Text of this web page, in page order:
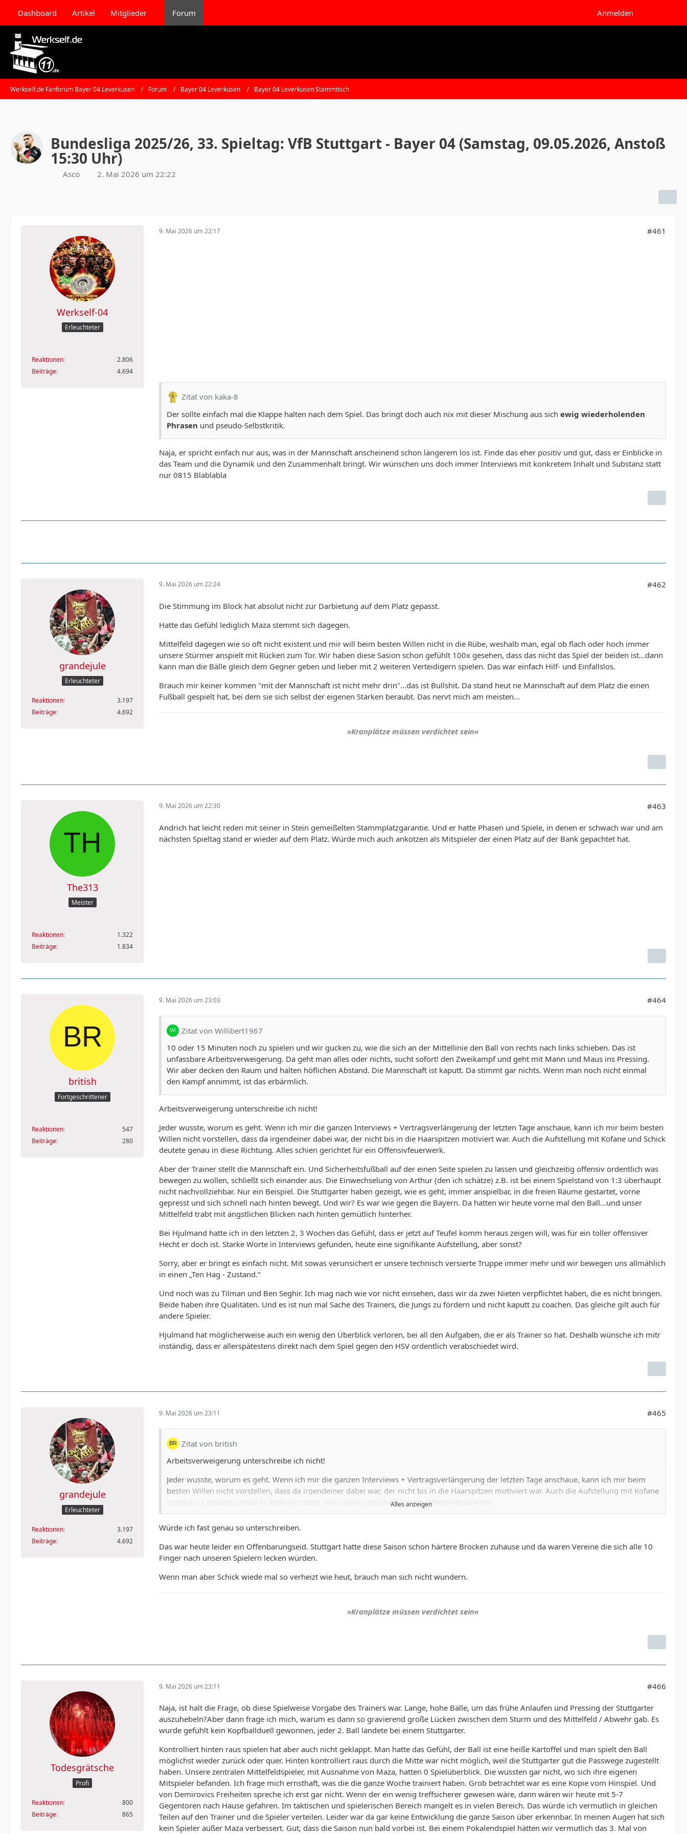
Dashboard Artikel Mitglieder Forum Anmelden
Werkself.de Fanforum Bayer 04 Leverkusen Forum Bayer 04 Leverkusen Bayer 04 Leverkusen Stammtisch
Bundesliga 2025/26, 33. Spieltag: VfB Stuttgart - Bayer 04 (Samstag, 09.05.2026, Anstoß
15:30 Uhr)
Asco 2. Mai 2026 um 22:22
Werkself-04
Erleuchteter
Reaktionen
2.806
Beiträge
4.694
9. Mai 2026 um 22:17 #461
Zitat von kaka-8
Der sollte einfach mal die Klappe halten nach dem Spiel. Das bringt doch auch nix mit dieser Mischung aus sich ewig wiederholenden
Phrasen und pseudo-Selbstkritik.
Naja, er spricht einfach nur aus, was in der Mannschaft anscheinend schon längerem los ist. Finde das eher positiv und gut, dass er Einblicke in
das Team und die Dynamik und den Zusammenhalt bringt. Wir wünschen uns doch immer Interviews mit konkretem Inhalt und Substanz statt
nur 0815 Blablabla
grandejule
Erleuchteter
Reaktionen
3.197
Beiträge
4.692
9. Mai 2026 um 22:24 #462
Die Stimmung im Block hat absolut nicht zur Darbietung auf dem Platz gepasst.
Hatte das Gefühl lediglich Maza stemmt sich dagegen.
Mittelfeld dagegen wie so oft nicht existent und mir will beim besten Willen nicht in die Rübe, weshalb man, egal ob flach oder hoch immer
unsere Stürmer anspielt mit Rücken zum Tor. Wir haben diese Sasion schon gefühlt 100x gesehen, dass das nicht das Spiel der beiden ist...dann
kann man die Bälle gleich dem Gegner geben und lieber mit 2 weiteren Verteidigern spielen. Das war einfach Hilf- und Einfallslos.
Brauch mir keiner kommen "mit der Mannschaft ist nicht mehr drin"...das ist Bullshit. Da stand heut ne Mannschaft auf dem Platz die einen
Fußball gespielt hat, bei dem sie sich selbst der eigenen Stärken beraubt. Das nervt mich am meisten...
»Kranplätze müssen verdichtet sein«
The313
Meister
Reaktionen
1.322
Beiträge
1.834
9. Mai 2026 um 22:30 #463
Andrich hat leicht reden mit seiner in Stein gemeißelten Stammplatzgarantie. Und er hatte Phasen und Spiele, in denen er schwach war und am
nächsten Spieltag stand er wieder auf dem Platz. Würde mich auch ankotzen als Mitspieler der einen Platz auf der Bank gepachtet hat.
british
Fortgeschrittener
Reaktionen
547
Beiträge
280
9. Mai 2026 um 23:03 #464
Zitat von Willibert1967
10 oder 15 Minuten noch zu spielen und wir gucken zu, wie die sich an der Mittellinie den Ball von rechts nach links schieben. Das ist
unfassbare Arbeitsverweigerung. Da geht man alles oder nichts, sucht sofort! den Zweikampf und geht mit Mann und Maus ins Pressing.
Wir aber decken den Raum und halten höflichen Abstand. Die Mannschaft ist kaputt. Da stimmt gar nichts. Wenn man noch nicht einmal
den Kampf annimmt, ist das erbärmlich.
Arbeitsverweigerung unterschreibe ich nicht!
Jeder wusste, worum es geht. Wenn ich mir die ganzen Interviews + Vertragsverlängerung der letzten Tage anschaue, kann ich mir beim besten
Willen nicht vorstellen, dass da irgendeiner dabei war, der nicht bis in die Haarspitzen motiviert war. Auch die Aufstellung mit Kofane und Schick
deutete genau in diese Richtung. Alles schien gerichtet für ein Offensivfeuerwerk.
Aber der Trainer stellt die Mannschaft ein. Und Sicherheitsfußball auf der einen Seite spielen zu lassen und gleichzeitig offensiv ordentlich was
bewegen zu wollen, schließt sich einander aus. Die Einwechselung von Arthur (den ich schätze) z.B. ist bei einem Spielstand von 1:3 überhaupt
nicht nachvollziehbar. Nur ein Beispiel. Die Stuttgarter haben gezeigt, wie es geht, immer anspielbar, in die freien Räume gestartet, vorne
gepresst und sich schnell nach hinten bewegt. Und wir? Es war wie gegen die Bayern. Da hatten wir heute vorne mal den Ball…und unser
Mittelfeld trabt mit ängstlichen Blicken nach hinten gemütlich hinterher.
Bei Hjulmand hatte ich in den letzten 2, 3 Wochen das Gefühl, dass er jetzt auf Teufel komm heraus zeigen will, was für ein toller offensiver
Hecht er doch ist. Starke Worte in Interviews gefunden, heute eine signifikante Aufstellung, aber sonst?
Sorry, aber er bringt es einfach nicht. Mit sowas verunsichert er unsere technisch versierte Truppe immer mehr und wir bewegen uns allmählich
in einen „Ten Hag - Zustand.“
Und noch was zu Tilman und Ben Seghir. Ich mag nach wie vor nicht einsehen, dass wir da zwei Nieten verpflichtet haben, die es nicht bringen.
Beide haben ihre Qualitäten. Und es ist nun mal Sache des Trainers, die Jungs zu fördern und nicht kaputt zu coachen. Das gleiche gilt auch für
andere Spieler.
Hjulmand hat möglicherweise auch ein wenig den Überblick verloren, bei all den Aufgaben, die er als Trainer so hat. Deshalb wünsche ich mitr
inständig, dass er allerspätestens direkt nach dem Spiel gegen den HSV ordentlich verabschiedet wird.
grandejule
Erleuchteter
Reaktionen
3.197
Beiträge
4.692
9. Mai 2026 um 23:11 #465
Zitat von british
Arbeitsverweigerung unterschreibe ich nicht!
Jeder wusste, worum es geht. Wenn ich mir die ganzen Interviews + Vertragsverlängerung der letzten Tage anschaue, kann ich mir beim
besten Willen nicht vorstellen, dass da irgendeiner dabei war, der nicht bis in die Haarspitzen motiviert war. Auch die Aufstellung mit Kofane
und Schick deutete genau in diese Richtung. Alles schien gerichtet für ein Offensivfeuerwerk.
was bewegen zu wollen, schließt sich einander aus. Die Einwechselung von Arthur (den ich schätze) z.B. ist bei einem Spielstand von 1:3
überhaupt nicht nachvollziehbar. Nur ein Beispiel. Die Stuttgarter haben gezeigt, wie es geht, immer anspielbar, in die freien Räume
gestartet, vorne gepresst und sich schnell nach hinten bewegt. Und wir? Es war wie gegen die Bayern. Da hatten wir heute vorne mal den
Ball…und unser Mittelfeld trabt mit ängstlichen Blicken nach hinten gemütlich hinterher.
Sorry, aber er bringt es einfach nicht. Mit sowas verunsichert er unsere technisch versierte Truppe immer mehr und wir bewegen uns
gilt auch für andere Spieler.
Hjulmand hat möglicherweise auch ein wenig den Überblick verloren, bei all den Aufgaben, die er als Trainer so hat. Deshalb wünsche ich
Alles anzeigen
Würde ich fast genau so unterschreiben.
Das war heute leider ein Offenbarungseid. Stuttgart hatte diese Saison schon härtere Brocken zuhause und da waren Vereine die sich alle 10
Finger nach unseren Spielern lecken würden.
Wenn man aber Schick wiede mal so verheizt wie heut, brauch man sich nicht wundern.
»Kranplätze müssen verdichtet sein«
Todesgrätsche
Profi
Reaktionen
800
Beiträge
865
9. Mai 2026 um 23:11 #466
Naja, ist halt die Frage, ob diese Spielweise Vorgabe des Trainers war. Lange, hohe Bälle, um das frühe Anlaufen und Pressing der Stuttgarter
auszuhebeln?Aber dann frage ich mich, warum es dann so gravierend große Lücken zwischen dem Sturm und des Mittelfeld / Abwehr gab. Es
wurde gefühlt kein Kopfballduell gewonnen, jeder 2. Ball landete bei einem Stuttgarter.
Kontrolliert hinten raus spielen hat aber auch nicht geklappt. Man hatte das Gefühl, der Ball ist eine heiße Kartoffel und man spielt den Ball
möglichst wieder zurück oder quer. Hinten kontrolliert raus durch die Mitte war nicht möglich, weil die Stuttgarter gut die Passwege zugestellt
haben. Unsere zentralen Mittelfeldspieler, mit Ausnahme von Maza, hatten 0 Spielüberblick. Die wussten gar nicht, wo sich ihre eigenen
Mitspieler befanden. Ich frage mich ernsthaft, was die die ganze Woche trainiert haben. Grob betrachtet war es eine Kopie vom Hinspiel. Und
von Demirovics Freiheiten spreche ich erst gar nicht. Wenn der ein wenig treffsicherer gewesen wäre, dann wären wir heute mit 5-7
Gegentoren nach Hause gefahren. Im taktischen und spielerischen Bereich mangelt es in vielen Bereich. Das würde ich vermutlich in gleichen
Teilen auf den Trainer und die Spieler verteilen. Leider war da gar keine Entwicklung die ganze Saison über erkennbar. In meinen Augen hat sich
kein Spieler außer Maza verbessert. Gut, dass die Saison nun bald vorbei ist. Bei einem Pokalendspiel hätten wir vermutlich das 3. Mal von